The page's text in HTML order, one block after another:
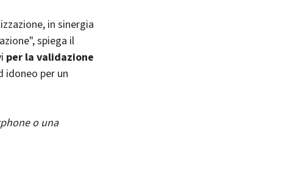
in sinergia
spiega il
per la validazione
idoneo per un
o una